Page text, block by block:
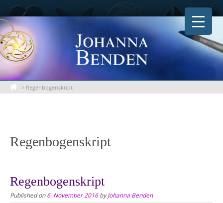
Skip
to
content
> Regenbogenskript
Regenbogenskript
Regenbogenskript
Published on6. November 2016byJohanna Benden